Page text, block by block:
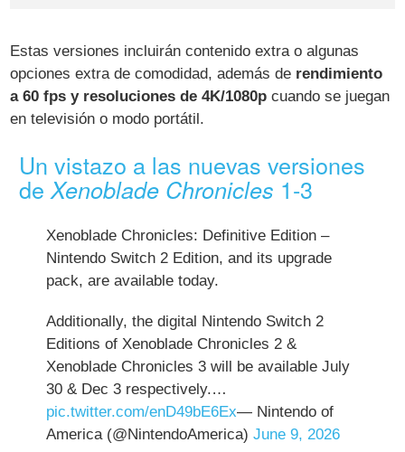
Estas versiones incluirán contenido extra o algunas
opciones extra de comodidad, además de rendimiento
a 60 fps y resoluciones de 4K/1080p cuando se juegan
en televisión o modo portátil.
Un vistazo a las nuevas versiones
deXenoblade Chronicles 1-3
Xenoblade Chronicles: Definitive Edition –
Nintendo Switch 2 Edition, and its upgrade
pack, are available today.
Additionally, the digital Nintendo Switch 2
Editions of Xenoblade Chronicles 2 &
Xenoblade Chronicles 3 will be available July
30 & Dec 3 respectively.…
pic.twitter.com/enD49bE6Ex— Nintendo of
America (@NintendoAmerica)June 9, 2026